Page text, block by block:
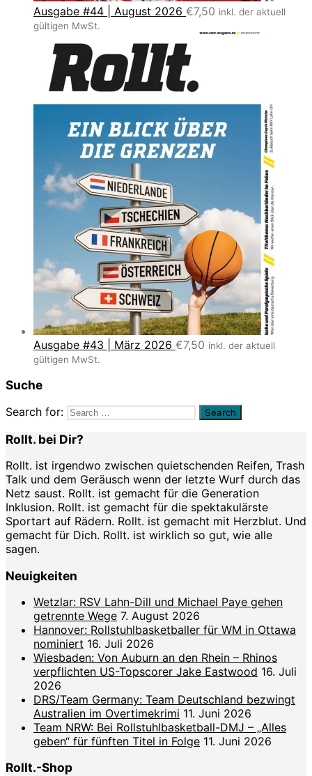
Ausgabe #44 | August 2026 €7,50 inkl. der aktuell
gültigen MwSt.
Ausgabe #43 | März 2026 €7,50 inkl. der aktuell
gültigen MwSt.
Suche
Search for:
Rollt. bei Dir?
Rollt. ist irgendwo zwischen quietschenden Reifen, Trash
Talk und dem Geräusch wenn der letzte Wurf durch das
Netz saust. Rollt. ist gemacht für die Generation
Inklusion. Rollt. ist gemacht für die spektakulärste
Sportart auf Rädern. Rollt. ist gemacht mit Herzblut. Und
gemacht für Dich. Rollt. ist wirklich so gut, wie alle
sagen.
Neuigkeiten
Wetzlar: RSV Lahn-Dill und Michael Paye gehen
getrennte Wege 7. August 2026
Hannover: Rollstuhlbasketballer für WM in Ottawa
nominiert 16. Juli 2026
Wiesbaden: Von Auburn an den Rhein – Rhinos
verpflichten US-Topscorer Jake Eastwood 16. Juli
2026
DRS/Team Germany: Team Deutschland bezwingt
Australien im Overtimekrimi 11. Juni 2026
Team NRW: Bei Rollstuhlbasketball-DMJ – „Alles
geben“ für fünften Titel in Folge 11. Juni 2026
Rollt.-Shop